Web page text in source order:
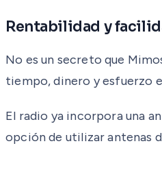
Rentabilidad y
No es un secreto que
tiempo, dinero y esfuerzo
El radio ya incorpora una
opción de utilizar antenas